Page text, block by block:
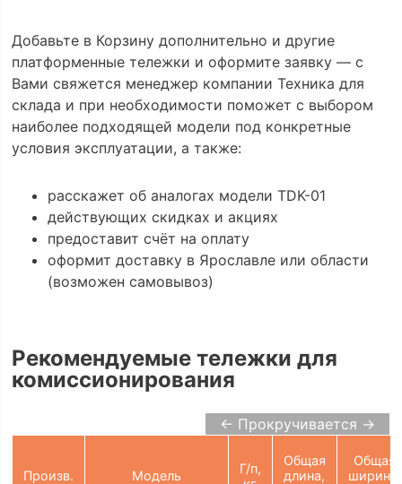
Добавьте в Корзину дополнительно и другие
платформенные тележки и оформите заявку — с
Вами свяжется менеджер компании Техника для
склада и при необходимости поможет с выбором
наиболее подходящей модели под конкретные
условия эксплуатации, а также:
расскажет об аналогах модели TDK-01
действующих скидках и акциях
предоставит счёт на оплату
оформит доставку в Ярославле или области
(возможен самовывоз)
Рекомендуемые тележки для
комиссионирования
← Прокручивается →
Произв. Модель
Г/п,
Общая
длина,
Общая
ширина,